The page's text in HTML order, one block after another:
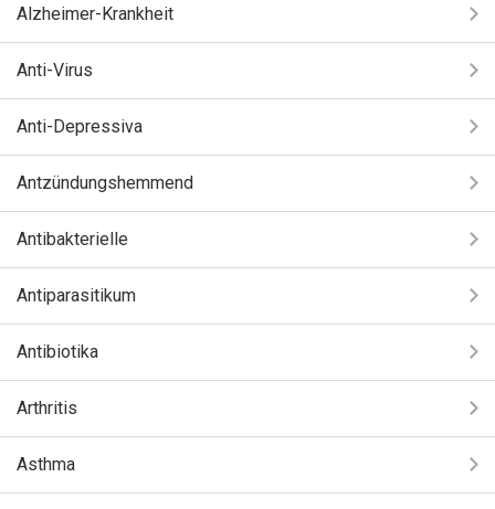
Alzheimer-Krankheit
Anti-Virus
Anti-Depressiva
Antzündungshemmend
Antibakterielle
Antiparasitikum
Antibiotika
Arthritis
Asthma